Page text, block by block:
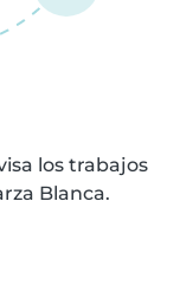
los trabajos
Blanca.